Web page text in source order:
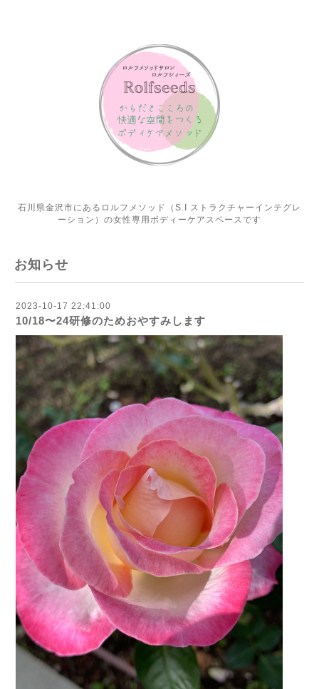
石川県金沢市にあるロルフメソッド（S.I ストラクチャーインテグレ
ーション）の女性専用ボディーケアスペースです
お知らせ
2023-10-17 22:41:00
10/18〜24研修のためおやすみします